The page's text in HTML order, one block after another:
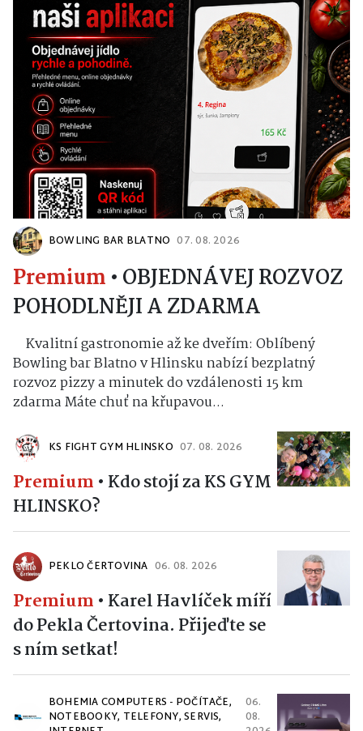
BOWLING BAR BLATNO 07. 08. 2026
Premium • OBJEDNÁVEJ ROZVOZ
POHODLNĚJI A ZDARMA
Kvalitní gastronomie až ke dveřím: Oblíbený
Bowling bar Blatno v Hlinsku nabízí bezplatný
rozvoz pizzy a minutek do vzdálenosti 15 km
zdarma Máte chuť na křupavou...
KS FIGHT GYM HLINSKO 07. 08. 2026
Premium • Kdo stojí za KS GYM
HLINSKO?
PEKLO ČERTOVINA 06. 08. 2026
Premium • Karel Havlíček míří
do Pekla Čertovina. Přijeďte se
s ním setkat!
BOHEMIA COMPUTERS - POČÍTAČE,
NOTEBOOKY, TELEFONY, SERVIS,
06.
08.